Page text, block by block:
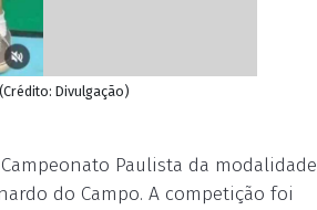
Divulgação)
Paulista da modalidade
do Campo. A competição foi